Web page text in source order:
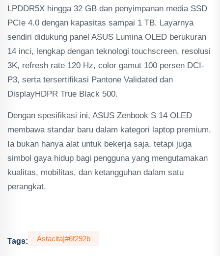
LPDDR5X hingga 32 GB dan penyimpanan media SSD
PCIe 4.0 dengan kapasitas sampai 1 TB. Layarnya
sendiri didukung panel ASUS Lumina OLED berukuran
14 inci, lengkap dengan teknologi touchscreen, resolusi
3K, refresh rate 120 Hz, color gamut 100 persen DCI-
P3, serta tersertifikasi Pantone Validated dan
DisplayHDPR True Black 500.
Dengan spesifikasi ini, ASUS Zenbook S 14 OLED
membawa standar baru dalam kategori laptop premium.
Ia bukan hanya alat untuk bekerja saja, tetapi juga
simbol gaya hidup bagi pengguna yang mengutamakan
kualitas, mobilitas, dan ketangguhan dalam satu
perangkat.
Tags: Astacita|#6f292b